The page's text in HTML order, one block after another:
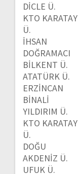
DİCLE Ü.
KTO KARATAY
Ü.
İHSAN
DOĞRAMACI
BİLKENT Ü.
ATATÜRK Ü.
ERZİNCAN
BİNALİ
YILDIRIM Ü.
KTO KARATAY
Ü.
DOĞU
AKDENİZ Ü.
UFUK Ü.